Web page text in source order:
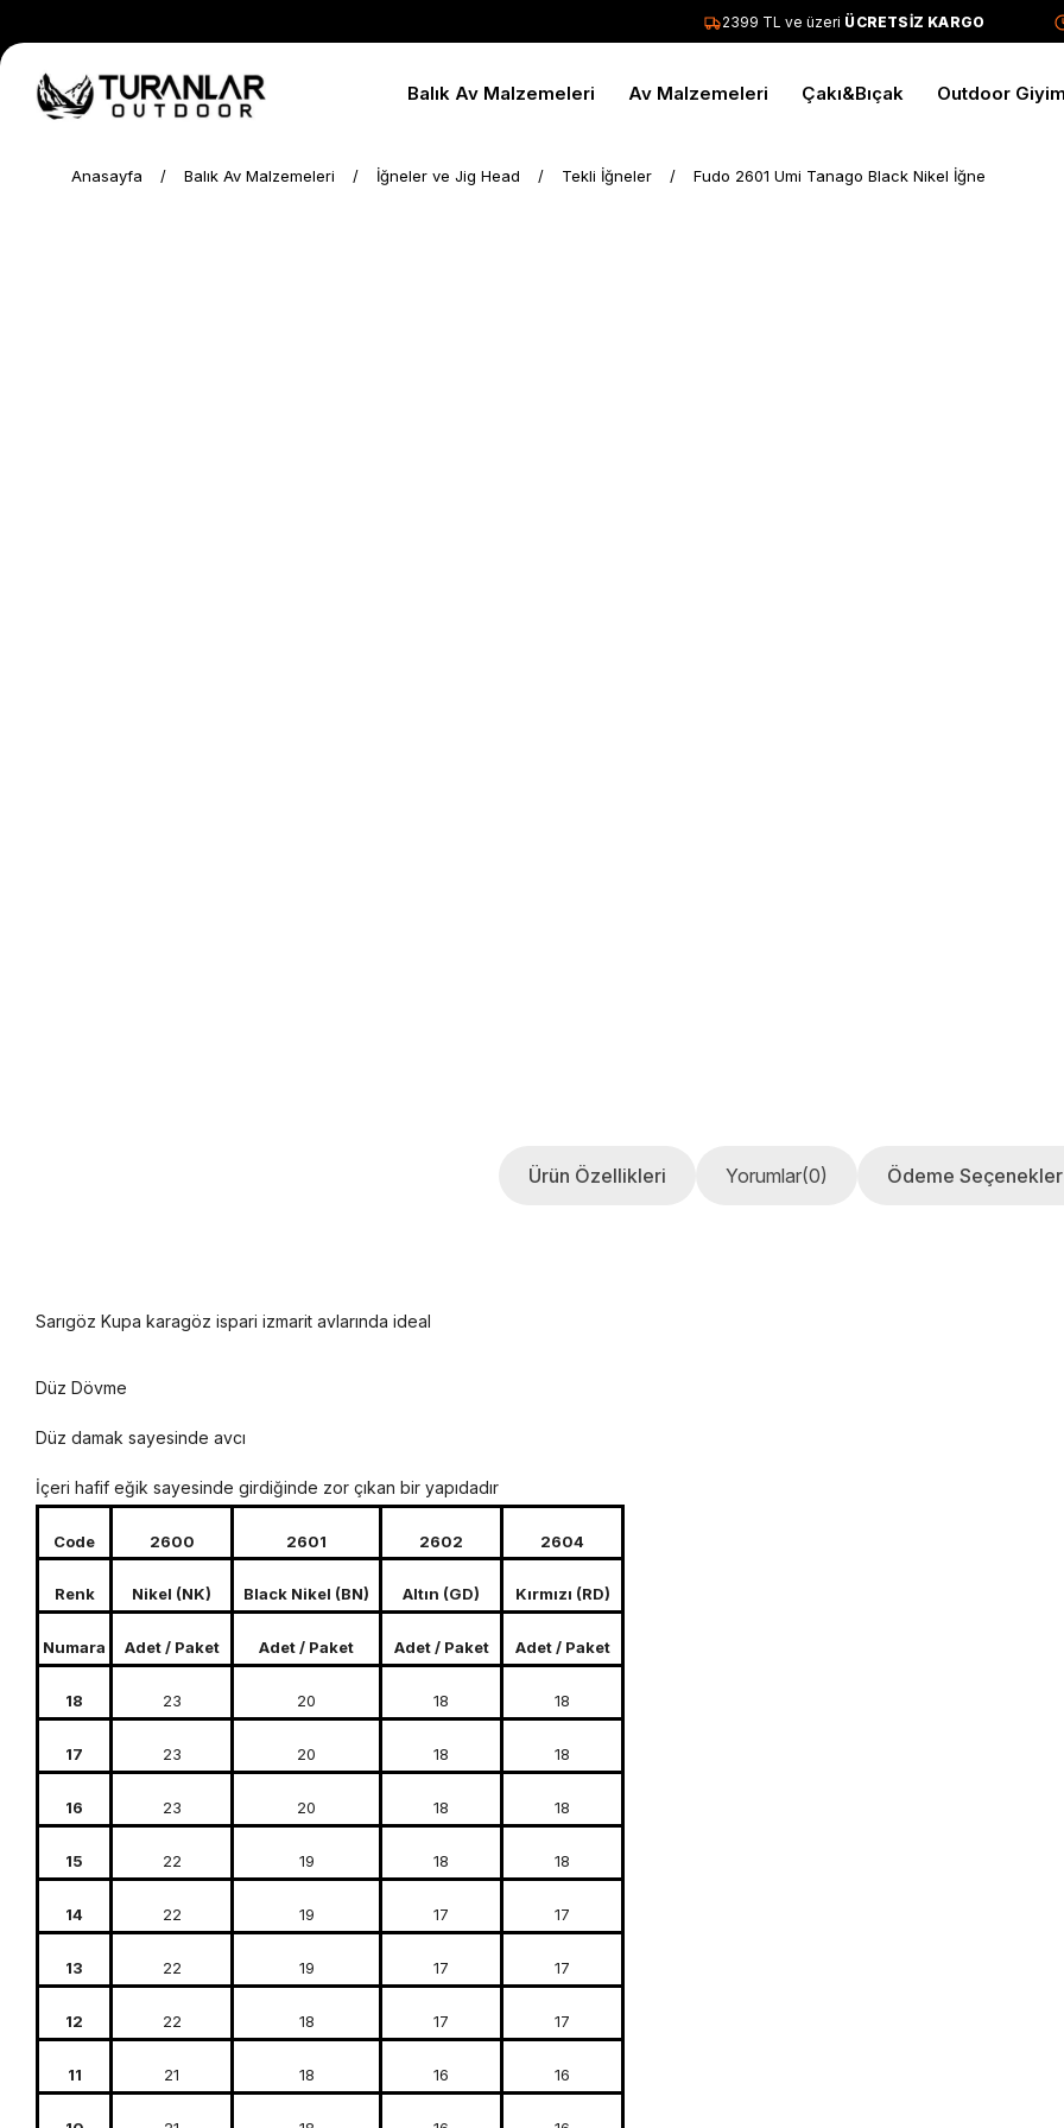
2399 TL ve üzeriÜCRETSİZ KARGO
Balık Av Malzemeleri Av Malzemeleri Çakı&Bıçak Outdoor
Anasayfa Balık Av Malzemeleri İğneler ve Jig Head Tekli İğneler Fudo 2601 Umi Tanago Black Nikel İğne
Ürün Özellikleri Yorumlar(0) Ödeme
Sarıgöz Kupa karagöz ispari izmarit avlarında ideal
Düz Dövme
Düz damak sayesinde avcı
İçeri hafif eğik sayesinde girdiğinde zor çıkan bir yapıdadır
Code 2600 2601 2602 2604
Renk Nikel (NK) Black Nikel (BN) Altın (GD) Kırmızı (RD)
Numara Adet / Paket Adet / Paket Adet / Paket Adet / Paket
18 23 20 18 18
17 23 20 18 18
16 23 20 18 18
15 22 19 18 18
14 22 19 17 17
13 22 19 17 17
12 22 18 17 17
11 21 18 16 16